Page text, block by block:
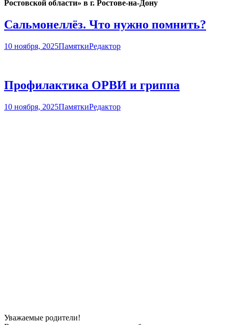
Ростовской области» в г. Ростове-на-Дону
Сальмонеллёз. Что нужно помнить?
10 ноября, 2025ПамяткиРедактор
Профилактика ОРВИ и гриппа
10 ноября, 2025ПамяткиРедактор
Уважаемые родители!